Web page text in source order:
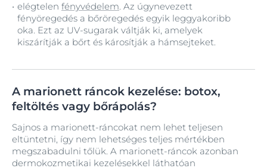
elégtelen fényvédelem. Az úgynevezett
fényöregedés a bőröregedés egyik leggyakoribb
oka. Ezt az UV-sugarak váltják ki, amelyek
kiszárítják a bőrt és károsítják a hámsejteket.
A marionett ráncok kezelése: botox,
feltöltés vagy bőrápolás?
Sajnos a marionett‑ráncokat nem lehet teljesen
eltüntetni, így nem lehetséges teljes mértékben
megszabadulni tőlük. A marionett‑ráncok azonban
dermokozmetikai kezelésekkel láthatóan